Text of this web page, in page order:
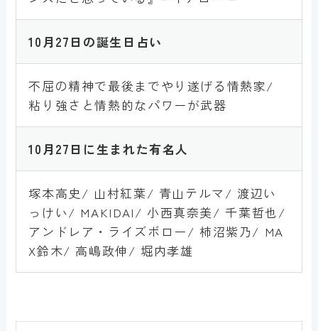
10月27日 の誕生日占い
不屈の精神で最後までやり遂げる情熱家/
粘り強さと情熱的なパワーが武器
10 月27 日 に生まれた有名人
塚本高史/ 山村紅葉/ 青山テルマ/ 渡辺い
っけい/ MAKIDAI/ 小西真奈美/ 千葉哲也/
アンドレア・ライズボロー/ 柿沼紫乃/ MA
X鈴木/ 高嶋政伸/ 堀内孝雄